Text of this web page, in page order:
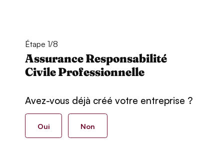
Étape 1/8
Assurance Responsabilité
Civile Professionnelle
Avez-vous déjà créé votre entreprise ?
Oui Non